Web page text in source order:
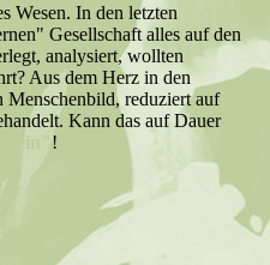
Wesen. In den letzten
Gesellschaft alles auf den
analysiert, wollten
Aus dem Herz in den
Menschenbild, reduziert auf
Kann das auf Dauer
"Nein"!